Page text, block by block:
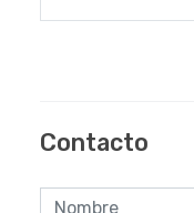
Contacto